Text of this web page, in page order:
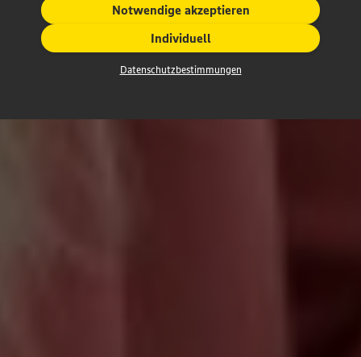
Notwendige akzeptieren
Individuell
Datenschutzbestimmungen